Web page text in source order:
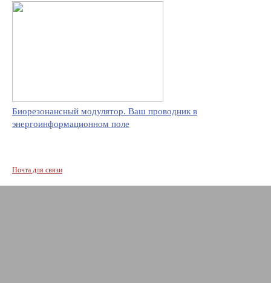
Биорезонансный модулятор. Ваш проводник в
энергоинформационном поле
Почта для связи